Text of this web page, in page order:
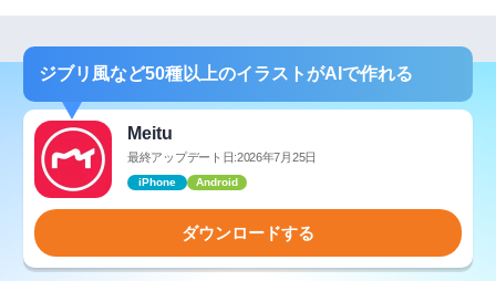
ジブリ風など50種以上のイラストがAIで作れる
Meitu
最終アップデート日:2026年7月25日
iPhone Android
ダウンロードする